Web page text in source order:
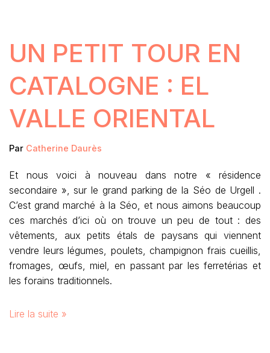
UN PETIT TOUR EN
CATALOGNE : EL
VALLE ORIENTAL
Par Catherine Daurès
Et nous voici à nouveau dans notre « résidence
secondaire », sur le grand parking de la Séo de Urgell .
C’est grand marché à la Séo, et nous aimons beaucoup
ces marchés d’ici où on trouve un peu de tout : des
vêtements, aux petits étals de paysans qui viennent
vendre leurs légumes, poulets, champignon frais cueillis,
fromages, œufs, miel, en passant par les ferretérias et
les forains traditionnels.
Lire la suite »